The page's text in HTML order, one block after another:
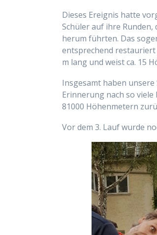
Dieses Ereignis hatte
Schüler auf ihre
herum führten. Das
entsprechend restauriert
m lang und weist ca. 15
Insgesamt haben
Erinnerung nach so
81000 Höhenmetern
Vor dem 3. Lauf wurde